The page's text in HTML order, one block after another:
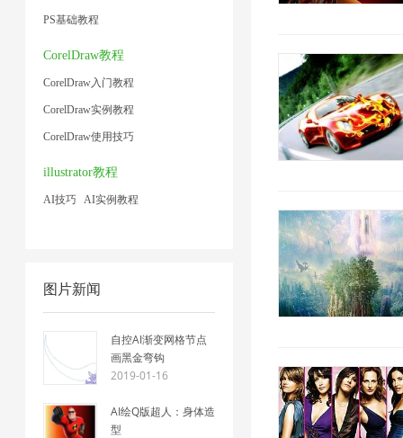
PS基础教程
CorelDraw教程
CorelDraw入门教程
CorelDraw实例教程
CorelDraw使用技巧
illustrator教程
AI技巧 AI实例教程
图片新闻
自控AI渐变网格节点
画黑金弯钩
2019-01-16
AI绘Q版超人：身体造
型